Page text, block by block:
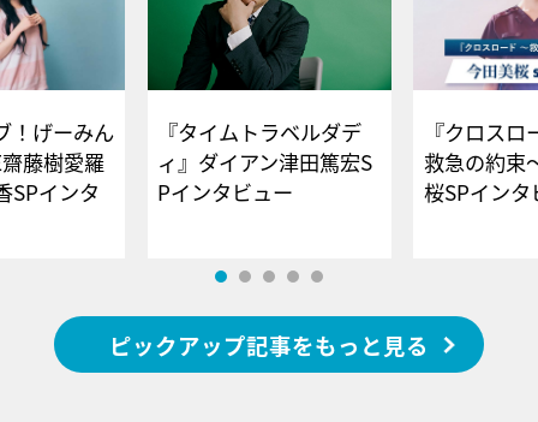
！げーみん
藤樹愛羅
SPインタ
『タイムトラベルダデ
ィ』ダイアン津田篤宏S
Pインタビュー
『クロス
救急の約束
桜SPイ
ピックアップ記事をもっと見る